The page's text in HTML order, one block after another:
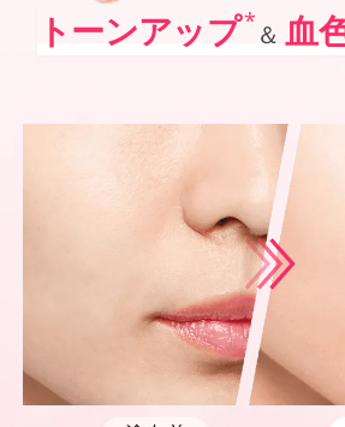
メラニンの生成を抑え、シミ・ソバカスを防ぐ
紫外線に瞬時に反応して、膜が厚くなり始めることおよ
トーンアップ* ＆ 血